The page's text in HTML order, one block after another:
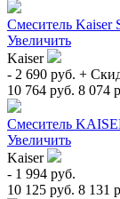
Смеситель Kaiser
Увеличить
Kaiser
- 2 690 руб. +
10 764 руб. 8 074
Смеситель
Увеличить
Kaiser
- 1 994 руб.
10 125 руб. 8 131